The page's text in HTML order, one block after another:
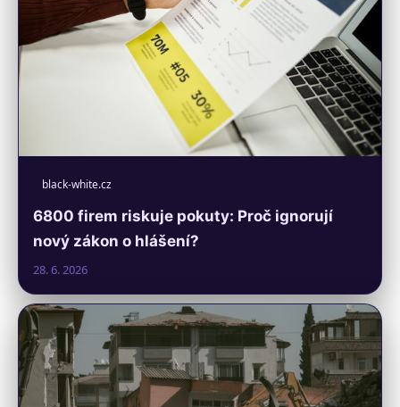
black-white.cz
6800 firem riskuje pokuty: Proč ignorují
nový zákon o hlášení?
28. 6. 2026